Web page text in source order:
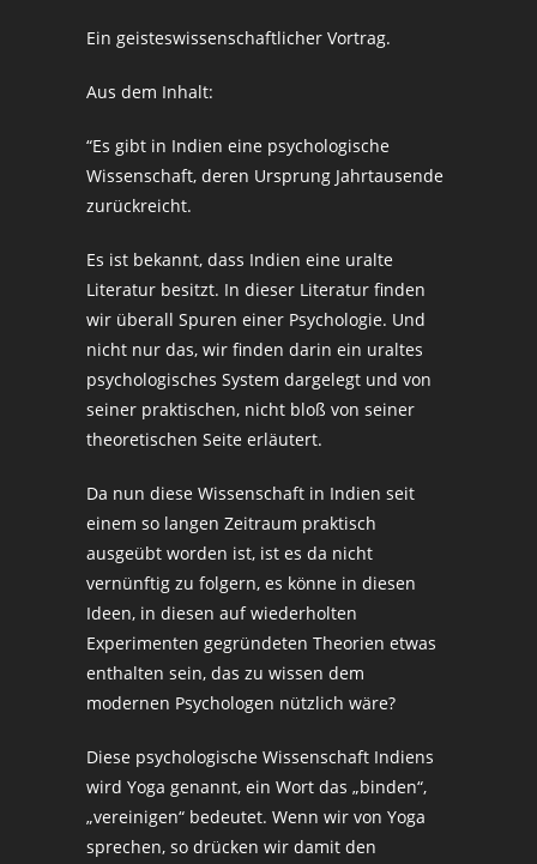
Ein geisteswissenschaftlicher Vortrag.
Aus dem Inhalt:
“Es gibt in Indien eine psychologische
Wissenschaft, deren Ursprung Jahrtausende
zurückreicht.
Es ist bekannt, dass Indien eine uralte
Literatur besitzt. In dieser Literatur finden
wir überall Spuren einer Psychologie. Und
nicht nur das, wir finden darin ein uraltes
psychologisches System dargelegt und von
seiner praktischen, nicht bloß von seiner
theoretischen Seite erläutert.
Da nun diese Wissenschaft in Indien seit
einem so langen Zeitraum praktisch
ausgeübt worden ist, ist es da nicht
vernünftig zu folgern, es könne in diesen
Ideen, in diesen auf wiederholten
Experimenten gegründeten Theorien etwas
enthalten sein, das zu wissen dem
modernen Psychologen nützlich wäre?
Diese psychologische Wissenschaft Indiens
wird Yoga genannt, ein Wort das „binden“,
„vereinigen“ bedeutet. Wenn wir von Yoga
sprechen, so drücken wir damit den